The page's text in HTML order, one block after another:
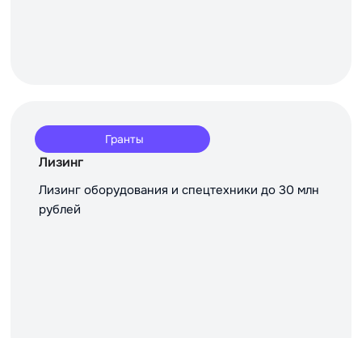
Гранты
Лизинг
Лизинг оборудования и спецтехники до 30 млн
рублей